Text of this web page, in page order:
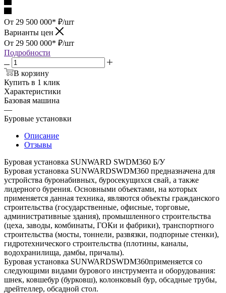
От 29 500 000* ₽/шт
Варианты цен
От 29 500 000* ₽/шт
Подробности
В корзину
Купить в 1 клик
Характеристики
Базовая машина
—
Буровые установки
Описание
Отзывы
Буровая установка SUNWARD SWDM360 Б/У
Буровая установка SUNWARDSWDM360 предназначена для
устройства буронабивных, буросекущихся свай, а также
лидерного бурения. Основными объектами, на которых
применяется данная техника, являются объекты гражданского
строительства (государственные, офисные, торговые,
административные здания), промышленного строительства
(цеха, заводы, комбинаты, ГОКи и фабрики), транспортного
строительства (мосты, тоннели, развязки, подпорные стенки),
гидротехнического строительства (плотины, каналы,
водохранилища, дамбы, причалы).
Буровая установка SUNWARDSWDM360применяется со
следующими видами бурового инструмента и оборудования:
шнек, ковшебур (бурковш), колонковый бур, обсадные трубы,
дрейтеллер, обсадной стол.